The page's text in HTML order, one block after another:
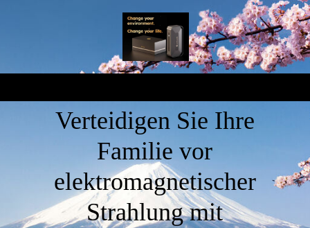
Verteidigen Sie Ihre
Familie vor
elektromagnetischer
Strahlung mit